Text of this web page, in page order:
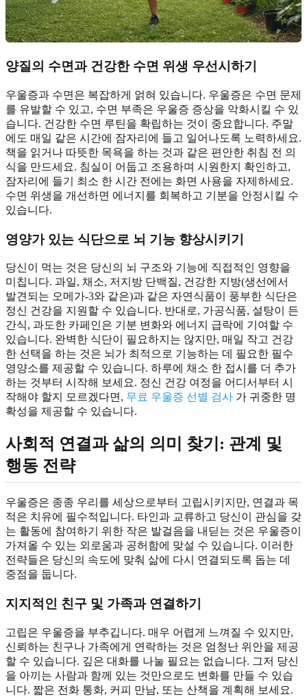
양질의 수면과 건강한 수면 위생 우선시하기
우울증과 수면은 복잡하게 얽혀 있습니다. 우울증은 수면 문제
를 유발할 수 있고, 수면 부족은 우울증 증상을 악화시킬 수 있
습니다. 건강한 수면 루틴을 확립하는 것이 중요합니다. 주말
에도 매일 같은 시간에 잠자리에 들고 일어나도록 노력하세요.
책을 읽거나 따뜻한 목욕을 하는 것과 같은 편안한 취침 전 의
식을 만드세요. 침실이 어둡고 조용하며 시원한지 확인하고,
잠자리에 들기 최소 한 시간 전에는 화면 사용을 자제하세요.
수면 위생을 개선하면 에너지를 회복하고 기분을 안정시킬 수
있습니다.
영양가 있는 식단으로 뇌 기능 향상시키기
당신이 먹는 것은 당신의 뇌 구조와 기능에 직접적인 영향을
미칩니다. 과일, 채소, 저지방 단백질, 건강한 지방(생선에서
발견되는 오메가-3와 같은)과 같은 자연식품이 풍부한 식단은
정신 건강을 지원할 수 있습니다. 반대로, 가공식품, 설탕이 든
간식, 과도한 카페인은 기분 변화와 에너지 급락에 기여할 수
있습니다. 완벽한 식단이 필요하지는 않지만, 매일 작고 건강
한 선택을 하는 것은 뇌가 최적으로 기능하는 데 필요한 필수
영양소를 제공할 수 있습니다. 하루에 채소 한 접시를 더 추가
하는 것부터 시작해 보세요. 정신 건강 여정을 어디서부터 시
작해야 할지 모르겠다면, 무료 우울증 선별 검사 가 귀중한 명
확성을 제공할 수 있습니다.
사회적 연결과 삶의 의미 찾기: 관계 및
행동 전략
우울증은 종종 우리를 세상으로부터 고립시키지만, 연결과 목
적은 치유에 필수적입니다. 타인과 교류하고 당신이 관심을 갖
는 활동에 참여하기 위한 작은 발걸음을 내딛는 것은 우울증이
가져올 수 있는 외로움과 공허함에 맞설 수 있습니다. 이러한
전략들은 당신의 속도에 맞춰 삶에 다시 연결되도록 돕는 데
중점을 둡니다.
지지적인 친구 및 가족과 연결하기
고립은 우울증을 부추깁니다. 매우 어렵게 느껴질 수 있지만,
신뢰하는 친구나 가족에게 연락하는 것은 엄청난 위안을 제공
할 수 있습니다. 깊은 대화를 나눌 필요는 없습니다. 그저 당신
을 아끼는 사람과 함께 있는 것만으로도 변화를 만들 수 있습
니다. 짧은 전화 통화, 커피 만남, 또는 산책을 계획해 보세요.